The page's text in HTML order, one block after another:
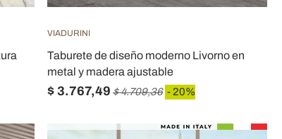
VIADURINI
Taburete de diseño moderno Livorno en
metal y madera ajustable
$ 3.767,49 $ 4.709,36 - 20%